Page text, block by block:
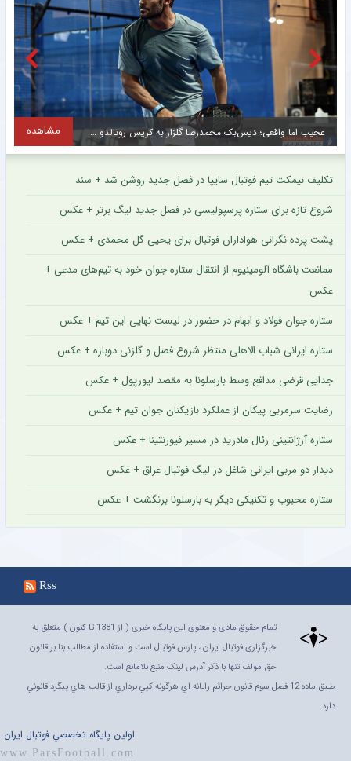
عجیب اما واقعی؛ دیس‌بک محمدرضا گلزار به کریس رونالدو + عکس مشاهده
تکلیف نیمکت تیم فوتبال سایپا در فصل جدید روشن شد + سند
شروع تازه برای ستاره پرسپولیسی در فصل جدید لیگ برتر + عکس
پشت پرده نگرانی هواداران فوتبال برای یحیی گل محمدی + عکس
ممانعت باشگاه آلومینیوم از انتقال ستاره جوان خود به تیم‌های مدعی +
عکس
ستاره جوان فولاد و ابهام در حضور در لیست نهایی این تیم + عکس
ستاره ایرانی شباب الاهلی منتظر شروع فصل و گلزنی دوباره + عکس
جدایی قرضی مدافع وسط بارسلونا به مقصد لیورپول + عکس
رضایت سرمربی پیکان از عملکرد بازیکنان جوان تیم + عکس
ستاره آرژانتینی رئال مادرید در مسیر فیورنتینا + عکس
دیدار دو مربی ایرانی شاغل در لیگ فوتبال عراق + عکس
ستاره محبوب و تکنیکی دیگر به بارسلونا برنگشت + عکس
Rss
تمام حقوق مادی و معنوی این پایگاه خبری ( از 1381 تا کنون ) متعلق به
خبرگزاری فوتبال ایران ، پارس فوتبال است و استفاده از مطالب بنا بر قانون
حق مولف تنها با ذکر آدرس لینک منبع بلامانع است.
طـبق ماده 12 فصل سوم قانون جرائم رايانه اي هرگونه کپي برداري از قالب هاي پيگرد قانوني
دارد
اولين پايگاه تخصصي فوتبال ايران
www.ParsFootball.com